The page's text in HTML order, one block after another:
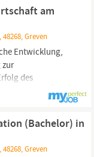
zum
am
Greven
Entwicklung,
zur
des
(z. B. Baurecht
an...
(Bachelor) in
Greven